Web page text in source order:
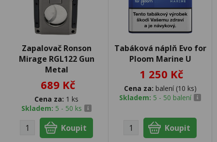
Zapalovač Ronson
Mirage RGL122 Gun
Metal
689 Kč
Cena za: 1 ks
Skladem: 5 - 50 ks
Tabáková náplň Evo for
Ploom Marine U
1 250 Kč
Cena za: balení (10 ks)
Skladem: 5 - 50 balení